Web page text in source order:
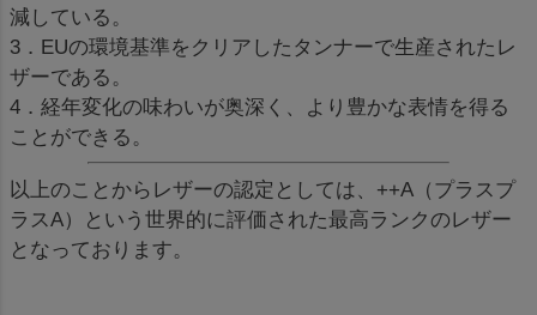
減している。
3．EUの環境基準をクリアしたタンナーで生産されたレ
ザーである。
4．経年変化の味わいが奥深く、より豊かな表情を得る
ことができる。
以上のことからレザーの認定としては、++A（プラスプ
ラスA）という世界的に評価された最高ランクのレザー
となっております。